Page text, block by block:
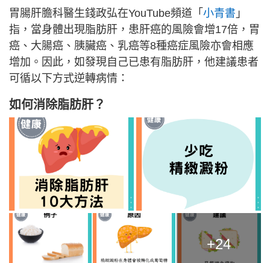
胃腸肝膽科醫生錢政弘在YouTube頻道「 小青書 」
指，當身體出現脂肪肝，患肝癌的風險會增17倍，胃
癌、大腸癌、胰臟癌、乳癌等8種癌症風險亦會相應
增加。因此，如發現自己已患有脂肪肝，他建議患者
可循以下方式逆轉病情：
如何消除脂肪肝？
+24